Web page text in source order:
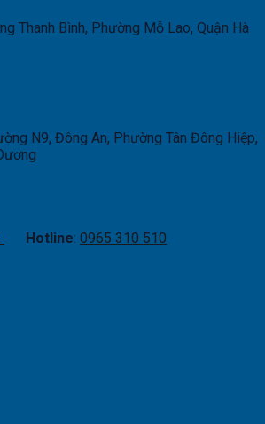
Thanh Bình, Phường Mỗ Lao, Quận Hà
N9, Đông An, Phường Tân Đông Hiệp,
Hotline: 0965 310 510